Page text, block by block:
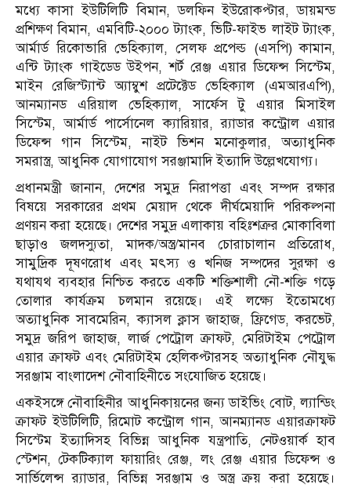
মধ্যে কাসা ইউটিলিটি বিমান, ডলফিন ইউরোকপ্টার, ডায়মন্ড
প্রশিক্ষণ বিমান, এমবিটি-২০০০ ট্যাংক, ভিটি-ফাইভ লাইট ট্যাংক,
আর্মার্ড রিকোভারি ভেহিক্যাল, সেলফ প্রপেল্ড (এসপি) কামান,
এন্টি ট্যাংক গাইডেড উইপন, শর্ট রেঞ্জ এয়ার ডিফেন্স সিস্টেম,
মাইন রেজিস্ট্যান্ট অ্যাম্বুশ প্রটেক্টেড ভেহিক্যাল (এমআরএপি),
আনম্যানড এরিয়াল ভেহিক্যাল, সার্ফেস টু এয়ার মিসাইল
সিস্টেম, আর্মার্ড পার্সোনেল ক্যারিয়ার, র‌্যাডার কন্ট্রোল এয়ার
ডিফেন্স গান সিস্টেম, নাইট ভিশন মনোকুলার, অত্যাধুনিক
সমরাস্ত্র, আধুনিক যোগাযোগ সরঞ্জামাদি ইত্যাদি উল্লেখযোগ্য।
প্রধানমন্ত্রী জানান, দেশের সমুদ্র নিরাপত্তা এবং সম্পদ রক্ষার
বিষয়ে সরকারের প্রথম মেয়াদ থেকে দীর্ঘমেয়াদি পরিকল্পনা
প্রণয়ন করা হয়েছে। দেশের সমুদ্র এলাকায় বহিঃশত্রুর মোকাবিলা
ছাড়াও জলদস্যুতা, মাদক/অস্ত্র/মানব চোরাচালান প্রতিরোধ,
সামুদ্রিক দূষণরোধ এবং মৎস্য ও খনিজ সম্পদের সুরক্ষা ও
যথাযথ ব্যবহার নিশ্চিত করতে একটি শক্তিশালী নৌ-শক্তি গড়ে
তোলার কার্যক্রম চলমান রয়েছে। এই লক্ষ্যে ইতোমধ্যে
অত্যাধুনিক সাবমেরিন, ক্যাসল ক্লাস জাহাজ, ফ্রিগেড, করভেট,
সমুদ্র জরিপ জাহাজ, লার্জ পেট্রোল ক্রাফট, মেরিটাইম পেট্রোল
এয়ার ক্রাফট এবং মেরিটাইম হেলিকপ্টারসহ অত্যাধুনিক নৌযুদ্ধ
সরঞ্জাম বাংলাদেশ নৌবাহিনীতে সংযোজিত হয়েছে।
একইসঙ্গে নৌবাহিনীর আধুনিকায়নের জন্য ডাইভিং বোট, ল্যান্ডিং
ক্রাফট ইউটিলিটি, রিমোট কন্ট্রোল গান, আনম্যানড এয়ারক্রাফট
সিস্টেম ইত্যাদিসহ বিভিন্ন আধুনিক যন্ত্রপাতি, নেটওয়ার্ক হাব
স্টেশন, টেকটিক্যাল ফায়ারিং রেঞ্জ, লং রেঞ্জ এয়ার ডিফেন্স ও
সার্ভিলেন্স র‌্যাডার, বিভিন্ন সরঞ্জাম ও অস্ত্র ক্রয় করা হয়েছে।